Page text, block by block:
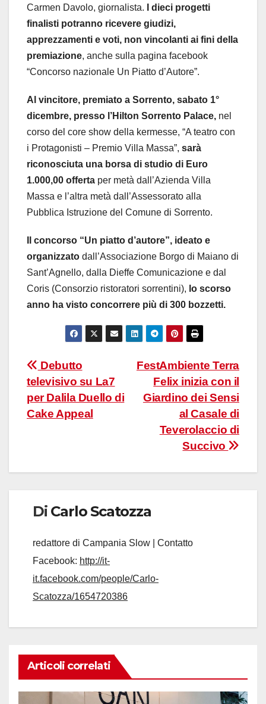
Carmen Davolo, giornalista.
I dieci progetti
finalisti potranno ricevere giudizi,
apprezzamenti e voti, non vincolanti ai fini della
premiazione, anche sulla pagina facebook
“Concorso nazionale Un Piatto d’Autore”.
Al vincitore, premiato a Sorrento, sabato 1°
dicembre, presso l’Hilton Sorrento Palace, nel
corso del core show della kermesse, “A teatro con
i Protagonisti – Premio Villa Massa”, sarà
riconosciuta una borsa di studio di Euro
1.000,00 offerta per metà dall’Azienda Villa
Massa e l’altra metà dall’Assessorato alla
Pubblica Istruzione del Comune di Sorrento.
Il concorso “Un piatto d’autore”, ideato e
organizzato dall’Associazione Borgo di Maiano di
Sant’Agnello, dalla Dieffe Comunicazione e dal
Coris (Consorzio ristoratori sorrentini), lo scorso
anno ha visto concorrere più di 300 bozzetti.
Navigazione
articoli
FestAmbiente Terra
Felix inizia con il
Giardino dei Sensi
al Casale di
Teverolaccio di
Succivo
Debutto
televisivo su La7
per Dalila Duello di
Cake Appeal
Di Carlo Scatozza
redattore di Campania Slow | Contatto
Facebook: http://it-
it.facebook.com/people/Carlo-
Scatozza/1654720386
Articoli correlati